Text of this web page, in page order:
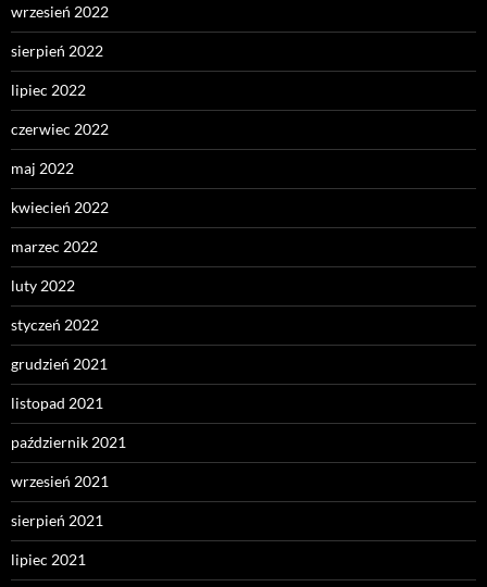
wrzesień 2022
sierpień 2022
lipiec 2022
czerwiec 2022
maj 2022
kwiecień 2022
marzec 2022
luty 2022
styczeń 2022
grudzień 2021
listopad 2021
październik 2021
wrzesień 2021
sierpień 2021
lipiec 2021